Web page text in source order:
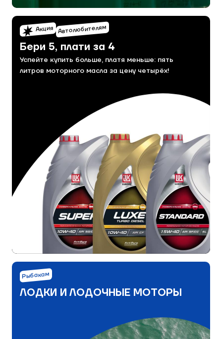
Акция Автолюбителям
Бери 5, плати за 4
Успейте купить больше, платя меньше: пять
литров моторного масла за цену четырёх!
Рыбакам
ЛОДКИ И ЛОДОЧНЫЕ МОТОРЫ